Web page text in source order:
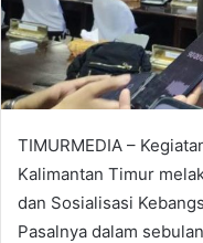
TIMURMEDIA –
Kalimantan Timur
dan Sosialisasi
Pasalnya dalam